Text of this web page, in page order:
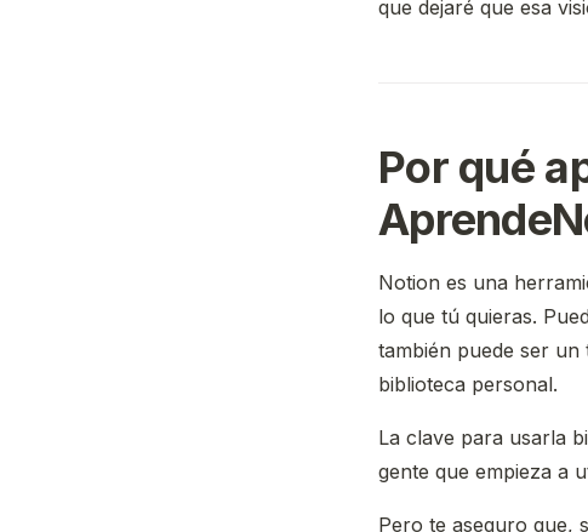
que dejaré que esa
Por qué
Notion es una
lo que tú quieras.
también puede ser
biblioteca personal.
La clave para usarla
gente que empieza a
Pero te aseguro que,